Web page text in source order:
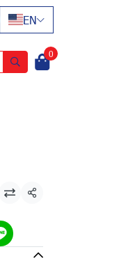
EN
0
Share